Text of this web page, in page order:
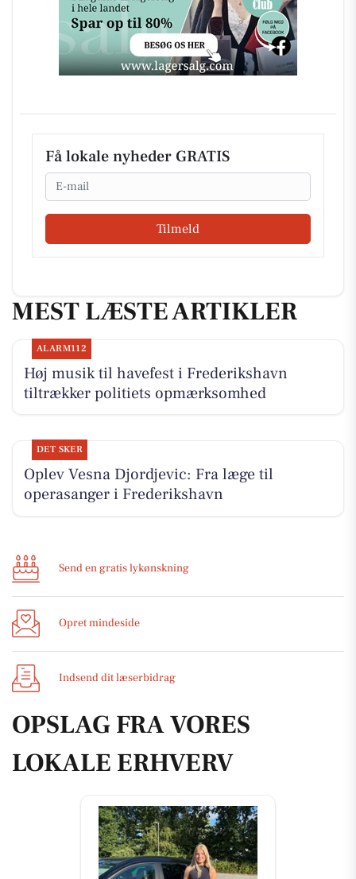
Få lokale nyheder GRATIS
Email
Tilmeld
MEST LÆSTE ARTIKLER
ALARM112
Høj musik til havefest i Frederikshavn
tiltrækker politiets opmærksomhed
DET SKER
Oplev Vesna Djordjevic: Fra læge til
operasanger i Frederikshavn
Send en gratis lykønskning
Opret mindeside
Indsend dit læserbidrag
OPSLAG FRA VORES
LOKALE ERHVERV